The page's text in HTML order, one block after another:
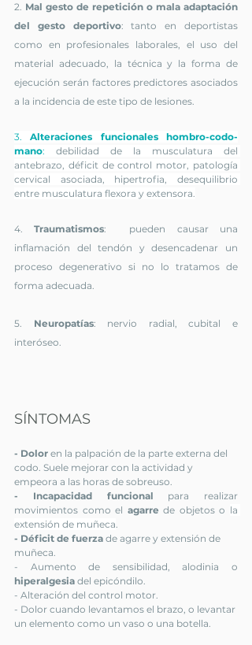
2. Mal gesto de repetición o mala adaptación
del gesto deportivo: tanto en deportistas
como en profesionales laborales, el uso del
material adecuado, la técnica y la forma de
ejecución serán factores predictores asociados
a la incidencia de este tipo de lesiones.
3. Alteraciones funcionales hombro-codo-
mano: debilidad de la musculatura del
antebrazo, déficit de control motor, patología
cervical asociada, hipertrofia, desequilibrio
entre musculatura flexora y extensora.
4. Traumatismos:
pueden causar una
inflamación del tendón y desencadenar un
proceso degenerativo si no lo tratamos de
forma adecuada.
5. Neuropatías: nervio radial, cubital e
interóseo.
SÍNTOMAS
- Dolor en la palpación de la parte externa del
codo. Suele mejorar con la actividad y
empeora a las horas de sobreuso.
- Incapacidad funcional para realizar
movimientos como el agarre de objetos o la
extensión de muñeca.
- Déficit de fuerza de agarre y extensión de
muñeca.
hiperalgesia del epicóndilo.
- Alteración del control motor.
- Dolor cuando levantamos el brazo, o levantar
un elemento como un vaso o una botella.